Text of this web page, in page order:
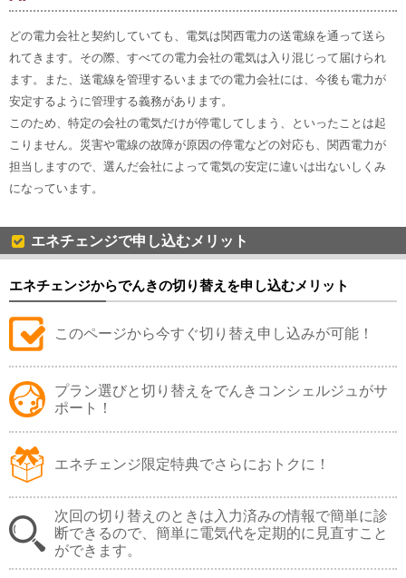
どの電力会社と契約していても、電気は関西電力の送電線を通って送ら
れてきます。その際、すべての電力会社の電気は入り混じって届けられ
ます。また、送電線を管理するいままでの電力会社には、今後も電力が
安定するように管理する義務があります。
このため、特定の会社の電気だけが停電してしまう、といったことは起
こりません。災害や電線の故障が原因の停電などの対応も、関西電力が
担当しますので、選んだ会社によって電気の安定に違いは出ないしくみ
になっています。
エネチェンジで申し込むメリット
エネチェンジからでんきの切り替えを申し込むメリット
このページから今すぐ切り替え申し込みが可能！
プラン選びと切り替えをでんきコンシェルジュがサ
ポート！
エネチェンジ限定特典でさらにおトクに！
次回の切り替えのときは入力済みの情報で簡単に診
断できるので、簡単に電気代を定期的に見直すこと
ができます。